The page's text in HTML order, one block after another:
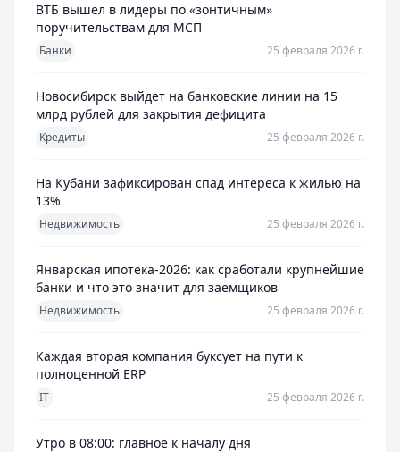
ВТБ вышел в лидеры по «зонтичным»
поручительствам для МСП
Банки 25 февраля 2026 г.
Новосибирск выйдет на банковские линии на 15
млрд рублей для закрытия дефицита
Кредиты 25 февраля 2026 г.
На Кубани зафиксирован спад интереса к жилью на
13%
Недвижимость 25 февраля 2026 г.
Январская ипотека-2026: как сработали крупнейшие
банки и что это значит для заемщиков
Недвижимость 25 февраля 2026 г.
Каждая вторая компания буксует на пути к
полноценной ERP
IT 25 февраля 2026 г.
Утро в 08:00: главное к началу дня